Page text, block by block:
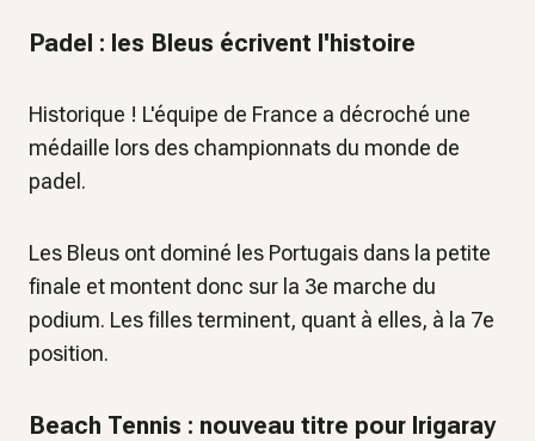
Padel : les Bleus écrivent l'histoire
Historique ! L'équipe de France a décroché une
médaille lors des championnats du monde de
padel.
Les Bleus ont dominé les Portugais dans la petite
finale et montent donc sur la 3e marche du
podium. Les filles terminent, quant à elles, à la 7e
position.
Beach Tennis : nouveau titre pour Irigaray